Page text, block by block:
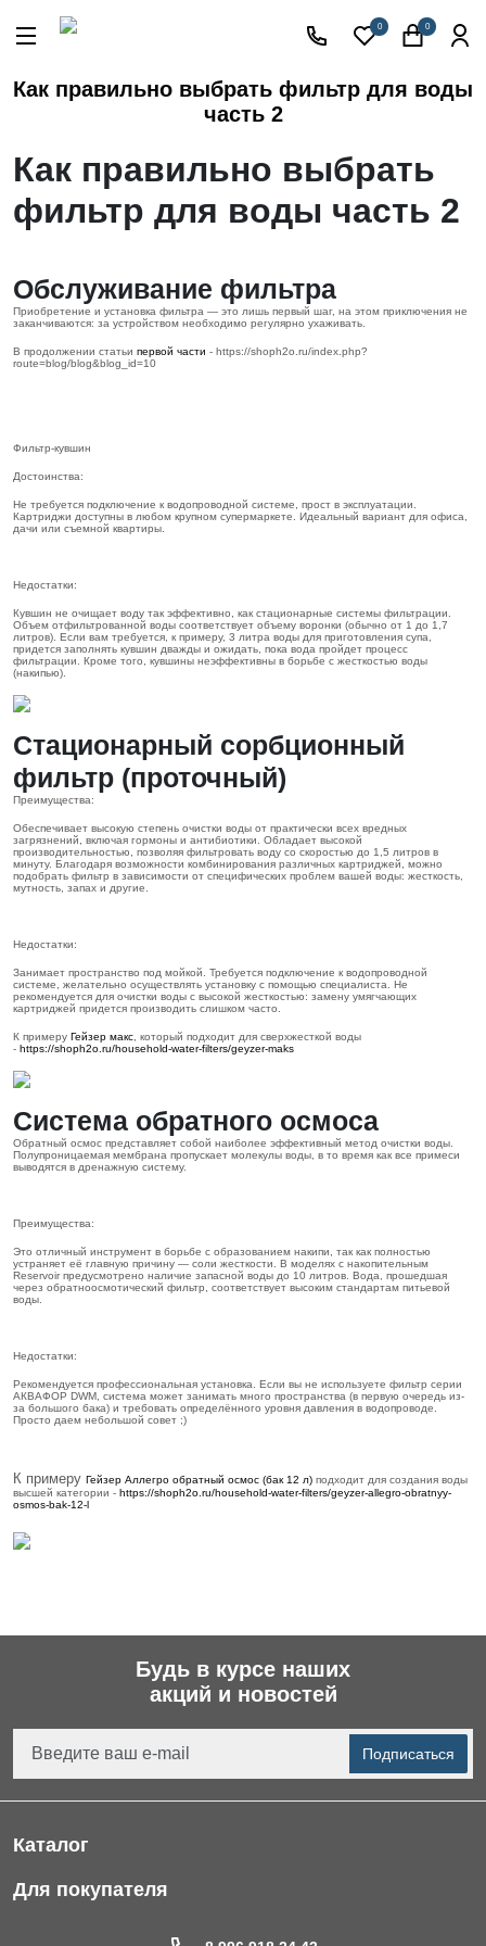
0 0
Акции
скважины
питьевой
воды
Водоподготовка
Септики
для
дома
Пластиковые
Обогреватели
Сменные
картриджи
к
фильтрам
Услуги
Аккаунт
Иваново
89969182443
2000-
2023
Как правильно выбрать фильтр для воды
часть 2
Как правильно выбрать
фильтр для воды часть 2
Обслуживание фильтра
Приобретение и установка фильтра — это лишь первый шаг, на этом приключения не
заканчиваются: за устройством необходимо регулярно ухаживать.
В продолжении статьи первой части - https://shoph2o.ru/index.php?
route=blog/blog&blog_id=10
Фильтр-кувшин
Достоинства:
Не требуется подключение к водопроводной системе, прост в эксплуатации.
Картриджи доступны в любом крупном супермаркете. Идеальный вариант для офиса,
дачи или съемной квартиры.
Недостатки:
Кувшин не очищает воду так эффективно, как стационарные системы фильтрации.
Объем отфильтрованной воды соответствует объему воронки (обычно от 1 до 1,7
литров). Если вам требуется, к примеру, 3 литра воды для приготовления супа,
придется заполнять кувшин дважды и ожидать, пока вода пройдет процесс
фильтрации. Кроме того, кувшины неэффективны в борьбе с жесткостью воды
(накипью).
Стационарный сорбционный
фильтр (проточный)
Преимущества:
Обеспечивает высокую степень очистки воды от практически всех вредных
загрязнений, включая гормоны и антибиотики. Обладает высокой
производительностью, позволяя фильтровать воду со скоростью до 1,5 литров в
минуту. Благодаря возможности комбинирования различных картриджей, можно
подобрать фильтр в зависимости от специфических проблем вашей воды: жесткость,
мутность, запах и другие.
Недостатки:
Занимает пространство под мойкой. Требуется подключение к водопроводной
системе, желательно осуществлять установку с помощью специалиста. Не
рекомендуется для очистки воды с высокой жесткостью: замену умягчающих
картриджей придется производить слишком часто.
К примеру Гейзер макс , который подходит для сверхжесткой воды
- https://shoph2o.ru/household-water-filters/geyzer-maks
Система обратного осмоса
Обратный осмос представляет собой наиболее эффективный метод очистки воды.
Полупроницаемая мембрана пропускает молекулы воды, в то время как все примеси
выводятся в дренажную систему.
Преимущества:
Это отличный инструмент в борьбе с образованием накипи, так как полностью
устраняет её главную причину — соли жесткости. В моделях с накопительным
Reservoir предусмотрено наличие запасной воды до 10 литров. Вода, прошедшая
через обратноосмотический фильтр, соответствует высоким стандартам питьевой
воды.
Недостатки:
Рекомендуется профессиональная установка. Если вы не используете фильтр серии
АКВАФОР DWM, система может занимать много пространства (в первую очередь из-
за большого бака) и требовать определённого уровня давления в водопроводе.
Просто даем небольшой совет ;)
К примеру Гейзер Аллегро обратный осмос (бак 12 л) подходит для создания воды
высшей категории - https://shoph2o.ru/household-water-filters/geyzer-allegro-obratnyy-
osmos-bak-12-l
Будь в курсе наших
акций и новостей
Подписаться
Каталог
Фильтры для питьевой воды
Для покупателя